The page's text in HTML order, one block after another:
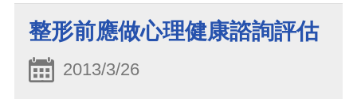
整形前應做心理健康諮詢評估
2013/3/26